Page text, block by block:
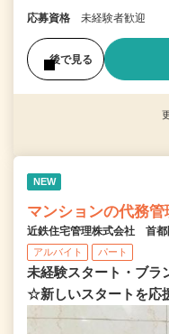
応募資格 未経験者歓迎
後で見る
NEW
マンションの代務
近鉄住宅管理株式会社 首都
アルバイト パート
未経験スタート・ブラ
☆新しいスタートを応